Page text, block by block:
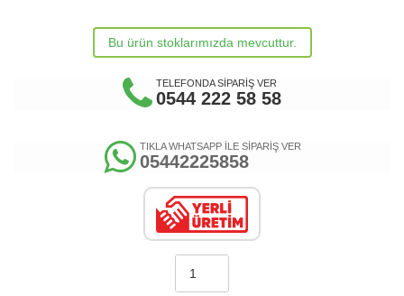
Bu ürün stoklarımızda mevcuttur.
TELEFONDA SİPARİŞ VER
0544 222 58 58
TIKLA WHATSAPP İLE SİPARİŞ VER
05442225858